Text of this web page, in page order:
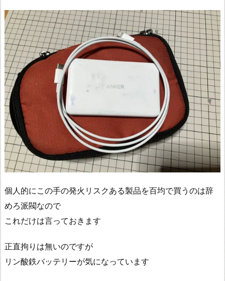
個人的にこの手の発火リスクある製品を百均で買うのは辞
めろ派閥なので
これだけは言っておきます
正直拘りは無いのですが
リン酸鉄バッテリーが気になっています